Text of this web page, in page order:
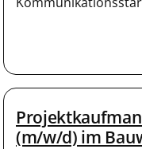
(m/w/d) im